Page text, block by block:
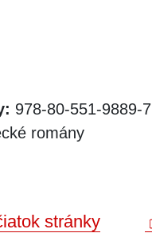
978-80-551-9889-7
romány
stránky